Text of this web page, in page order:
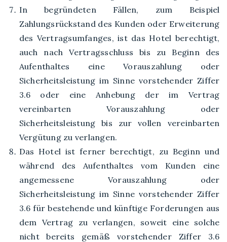
In begründeten Fällen, zum Beispiel
Zahlungsrückstand des Kunden oder Erweiterung
des Vertragsumfanges, ist das Hotel berechtigt,
auch nach Vertragsschluss bis zu Beginn des
Aufenthaltes eine Vorauszahlung oder
Sicherheitsleistung im Sinne vorstehender Ziffer
3.6 oder eine Anhebung der im Vertrag
vereinbarten Vorauszahlung oder
Sicherheitsleistung bis zur vollen vereinbarten
Vergütung zu verlangen.
Das Hotel ist ferner berechtigt, zu Beginn und
während des Aufenthaltes vom Kunden eine
angemessene Vorauszahlung oder
Sicherheitsleistung im Sinne vorstehender Ziffer
3.6 für bestehende und künftige Forderungen aus
dem Vertrag zu verlangen, soweit eine solche
nicht bereits gemäß vorstehender Ziffer 3.6